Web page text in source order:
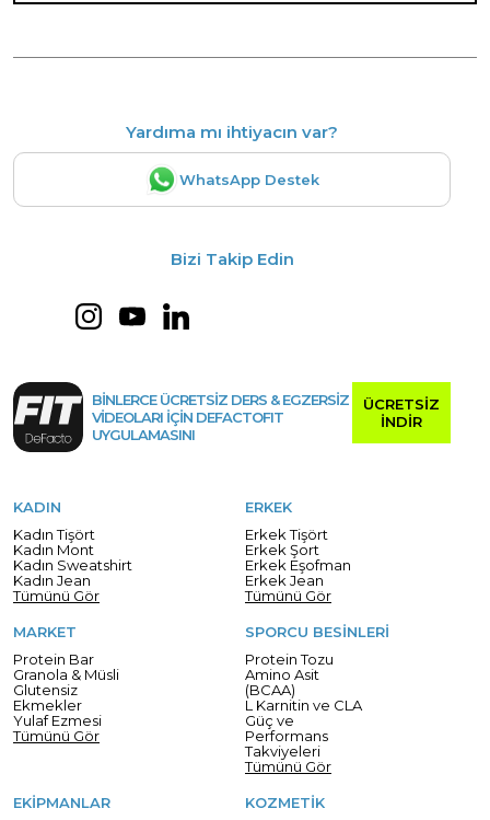
Yardıma mı ihtiyacın var?
WhatsApp Destek
Bizi Takip Edin
BİNLERCE ÜCRETSİZ DERS & EGZERSİZ
VİDEOLARI İÇİN DEFACTOFIT
UYGULAMASINI
ÜCRETSİZ
İNDİR
KADIN
Kadın Tişört
Kadın Mont
Kadın Sweatshirt
Kadın Jean
Tümünü Gör
ERKEK
Erkek Tişört
Erkek Şort
Erkek Eşofman
Erkek Jean
Tümünü Gör
MARKET
Protein Bar
Granola & Müsli
Glutensiz
Ekmekler
Yulaf Ezmesi
Tümünü Gör
SPORCU BESİNLERİ
Protein Tozu
Amino Asit
(BCAA)
L Karnitin ve CLA
Güç ve
Performans
Takviyeleri
Tümünü Gör
EKİPMANLAR
KOZMETİK